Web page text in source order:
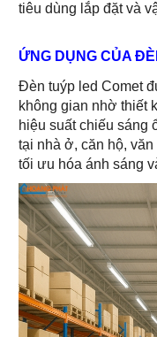
tiêu dùng lắp đặt và
ỨNG DỤNG CỦA
Đèn tuýp led Comet
không gian nhờ thiết
hiệu suất chiếu sáng
tại nhà ở, căn hộ,
tối ưu hóa ánh sáng